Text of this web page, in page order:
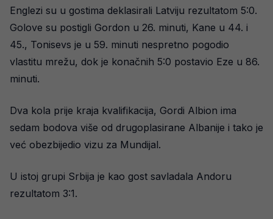
Englezi su u gostima deklasirali Latviju rezultatom 5:0.
Golove su postigli Gordon u 26. minuti, Kane u 44. i
45., Tonisevs je u 59. minuti nespretno pogodio
vlastitu mrežu, dok je konačnih 5:0 postavio Eze u 86.
minuti.
Dva kola prije kraja kvalifikacija, Gordi Albion ima
sedam bodova više od drugoplasirane Albanije i tako je
već obezbijedio vizu za Mundijal.
U istoj grupi Srbija je kao gost savladala Andoru
rezultatom 3:1.